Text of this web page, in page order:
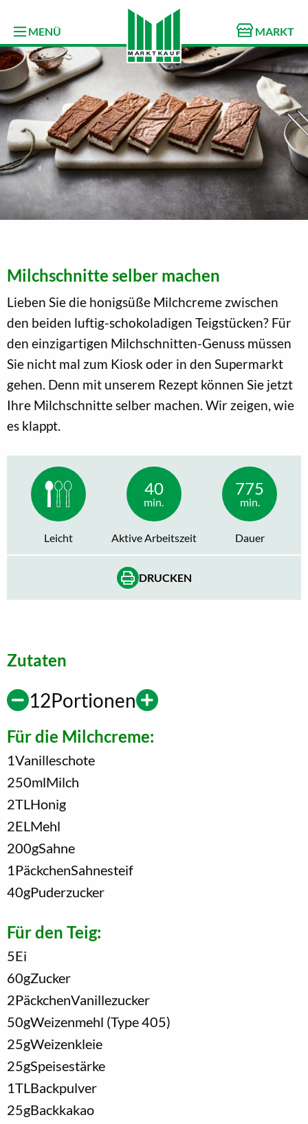
MENÜ MARKT
Milchschnitte selber machen
Lieben Sie die honigsüße Milchcreme zwischen
den beiden luftig-schokoladigen Teigstücken? Für
den einzigartigen Milchschnitten-Genuss müssen
Sie nicht mal zum Kiosk oder in den Supermarkt
gehen. Denn mit unserem Rezept können Sie jetzt
Ihre Milchschnitte selber machen. Wir zeigen, wie
es klappt.
Leicht
40
min.
Aktive Arbeitszeit
775
min.
Dauer
DRUCKEN
Zutaten
12Portionen
Für die Milchcreme:
1Vanilleschote
250mlMilch
2TL Honig
2EL Mehl
200gSahne
1 PäckchenSahnesteif
40gPuderzucker
Für den Teig:
5Ei
60gZucker
2PäckchenVanillezucker
50gWeizenmehl (Type 405)
25gWeizenkleie
25gSpeisestärke
1TL Backpulver
25gBackkakao